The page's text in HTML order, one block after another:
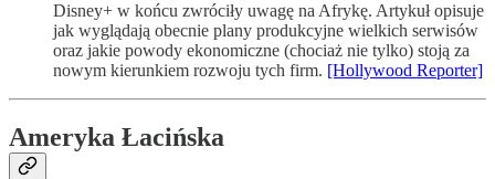
Disney+ w końcu zwróciły uwagę na Afrykę. Artykuł opisuje
jak wyglądają obecnie plany produkcyjne wielkich serwisów
oraz jakie powody ekonomiczne (chociaż nie tylko) stoją za
nowym kierunkiem rozwoju tych firm. [Hollywood Reporter]
Ameryka Łacińska